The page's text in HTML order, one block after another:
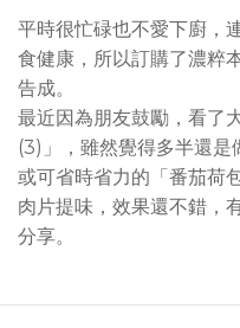
平時很忙碌也不愛下廚，
食健康，所以訂購了濃粹
告成。
最近因為朋友鼓勵，看了
(3)」，雖然覺得多半還
或可省時省力的「番茄荷
肉片提味，效果還不錯，
分享。